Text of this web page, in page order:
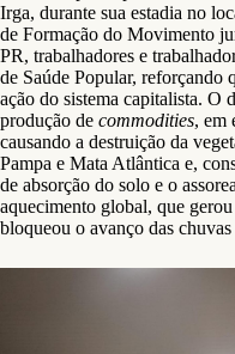
Irga, durante sua estadia no
de Formação do Movimento
PR, trabalhadores e
de Saúde Popular, reforçando
ação do sistema capitalista. O
produção de commodities, em
causando a destruição da
Pampa e Mata Atlântica e,
de absorção do solo e o
aquecimento global, que
bloqueou o avanço das